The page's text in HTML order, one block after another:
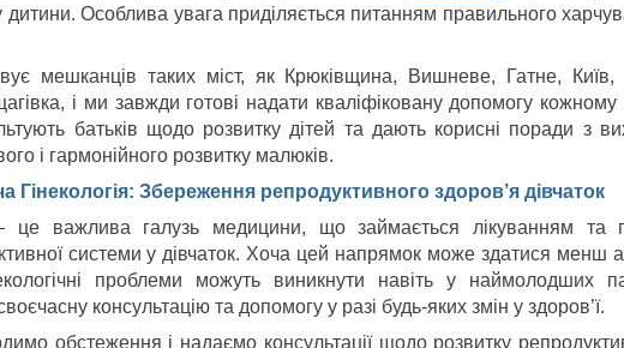
дитини. Особлива увага приділяється питанням правильного
мешканців таких міст, як Крюківщина, Вишневе, Гатне, Київ,
і ми завжди готові надати кваліфіковану допомогу кожному
батьків щодо розвитку дітей та дають корисні поради з
і гармонійного розвитку малюків.
Гінекологія: Збереження репродуктивного здоров’я дівчаток
це важлива галузь медицини, що займається лікуванням та
системи у дівчаток. Хоча цей напрямок може здатися менш
проблеми можуть виникнути навіть у наймолодших
консультацію та допомогу у разі будь-яких змін у здоров’ї.
обстеження і надаємо консультації щодо розвитку